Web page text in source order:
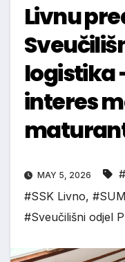
Livnu
logistika
interes
MAY 5, 2026
#SSK Livno, #SUM
#Sveučilišni odjel